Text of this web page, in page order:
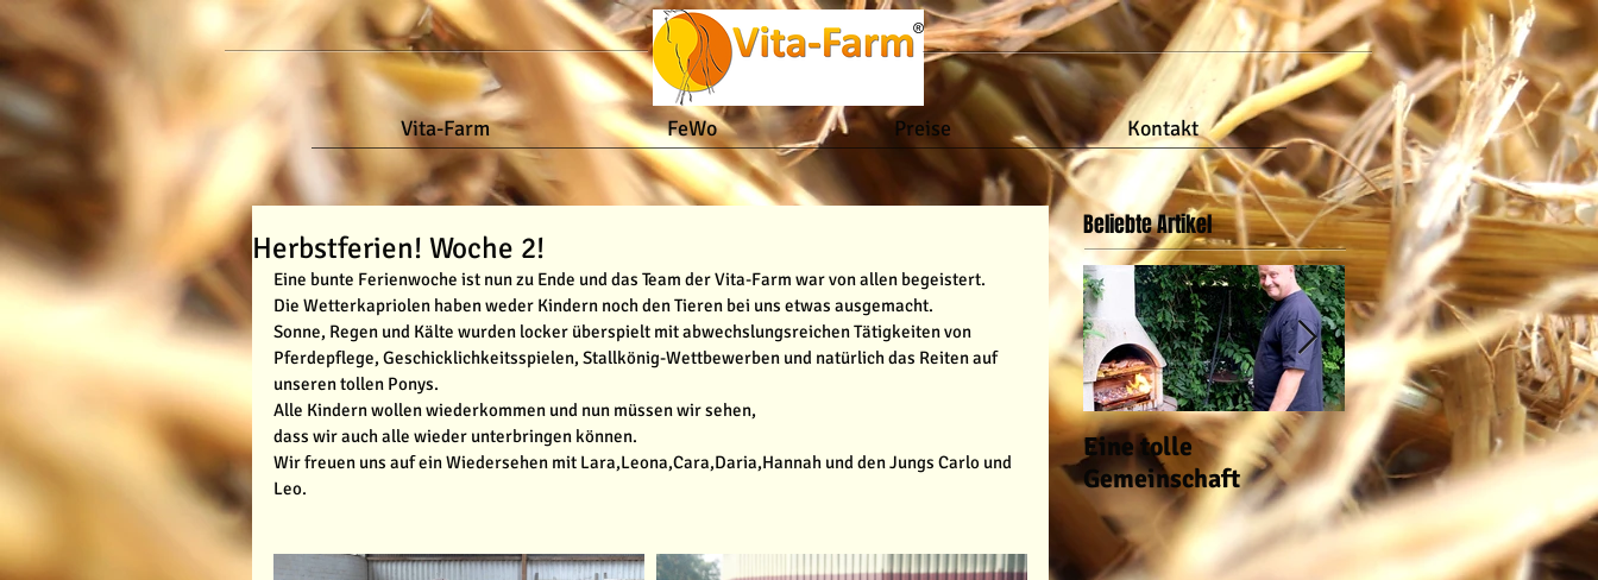
Vita-Farm FeWo Preise Kontakt
Herbstferien! Woche 2!
Eine bunte Ferienwoche ist nun zu Ende und das Team der Vita-Farm war von allen begeistert.
Die Wetterkapriolen haben weder Kindern noch den Tieren bei uns etwas ausgemacht.
Sonne, Regen und Kälte wurden locker überspielt mit abwechslungsreichen Tätigkeiten von
Pferdepflege, Geschicklichkeitsspielen, Stallkönig-Wettbewerben und natürlich das Reiten auf
unseren tollen Ponys.
Alle Kindern wollen wiederkommen und nun müssen wir sehen,
dass wir auch alle wieder unterbringen können.
Wir freuen uns auf ein Wiedersehen mit Lara,Leona,Cara,Daria,Hannah und den Jungs Carlo und
Leo.
Beliebte Artikel
Eine tolle
Gemeinschaft
auch im Garten ist
los